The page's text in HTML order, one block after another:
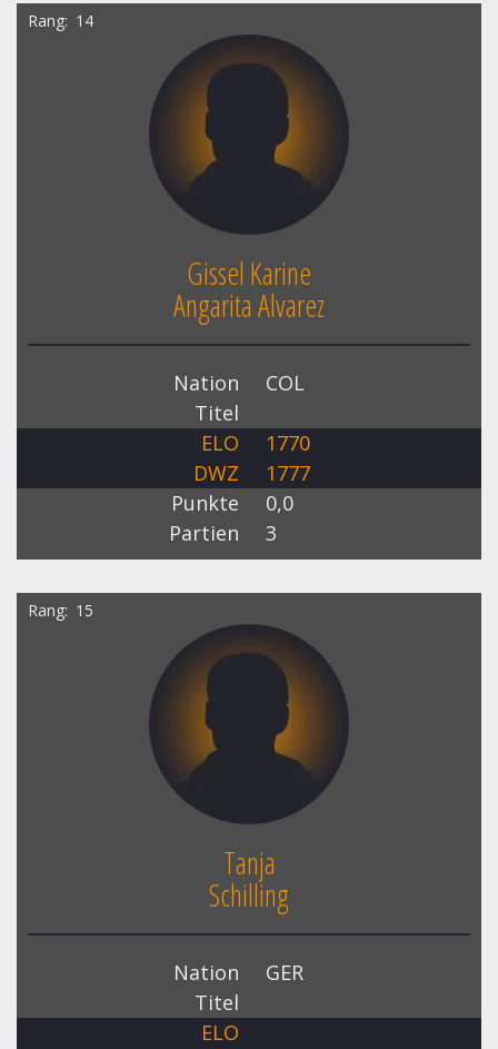
Rang 14
Gissel Karine
Angarita Alvarez
Nation
COL
Titel
ELO
1770
DWZ
1777
Punkte
0,0
Partien
3
Rang 15
Tanja
Schilling
Nation
GER
Titel
ELO